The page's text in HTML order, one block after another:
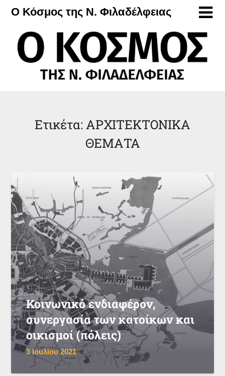
Μετάβαση
περιεχόμενο
Ο Κόσμος της Ν. Φιλαδέλφειας
Ετικέτα:ΑΡΧΙΤΕΚΤΟΝΙΚΑ
ΘΕΜΑΤΑ
Κοινωνικό ενδιαφέρον,
συνεργασία των κατοίκων και
οικισμοί (πόλεις)
3 Ιουλίου 2021